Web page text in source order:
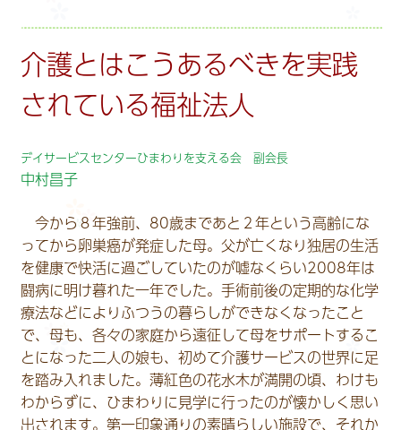
介護とはこうあるべきを実践
されている福祉法人
デイサービスセンターひまわりを支える会 副会長
中村昌子
今から８年強前、80歳まであと２年という高齢にな
ってから卵巣癌が発症した母。父が亡くなり独居の生活
を健康で快活に過ごしていたのが嘘なくらい2008年は
闘病に明け暮れた一年でした。手術前後の定期的な化学
療法などによりふつうの暮らしができなくなったこと
で、母も、各々の家庭から遠征して母をサポートするこ
とになった二人の娘も、初めて介護サービスの世界に足
を踏み入れました。薄紅色の花水木が満開の頃、わけも
わからずに、ひまわりに見学に行ったのが懐かしく思い
出されます。第一印象通りの素晴らしい施設で、それか